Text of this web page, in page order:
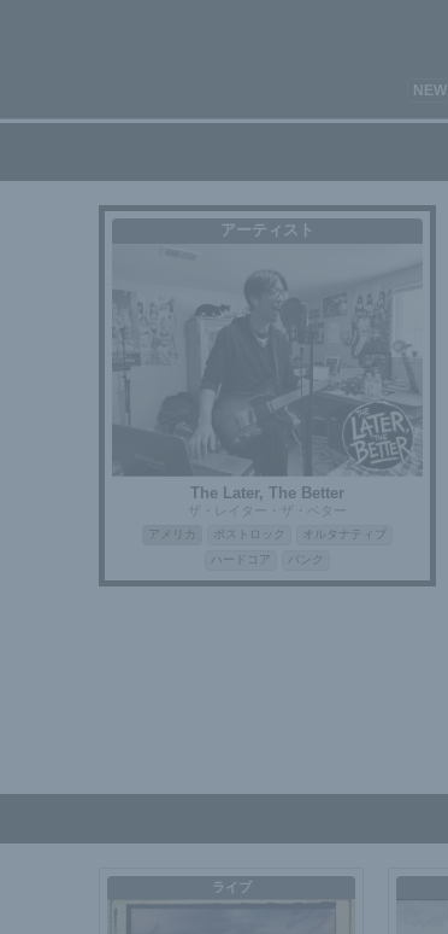
NEW
アーティスト
The Later, The Better
ザ・レイター・ザ・ベター
アメリカ ポストロック
オルタナティブ
ハードコア
パンク
ライブ